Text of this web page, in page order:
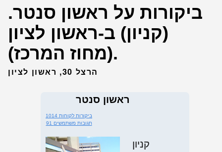
ביקורות על ראשון סנטר.
(קניון) ב-ראשון לציון
(מחוז המרכז).
הרצל 30, ראשון לציון
ראשון סנטר
1014 ביקורות לקוחות
91 תגובות משתמשים
קניון